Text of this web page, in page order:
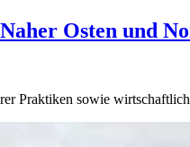
Osten und
Praktiken sowie